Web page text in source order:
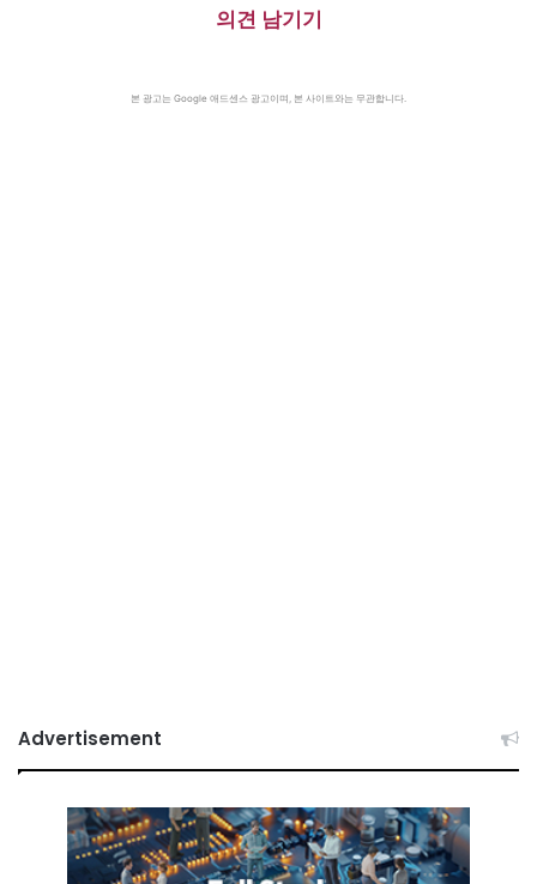
의견 남기기
본 광고는 Google 애드센스 광고이며, 본 사이트와는 무관합니다.
Advertisement